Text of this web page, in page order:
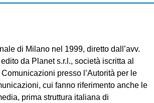
di Milano nel 1999, diretto dall’avv.
da Planet s.r.l., società iscritta al
presso l’Autorità per le
cui fanno riferimento anche le
prima struttura italiana di